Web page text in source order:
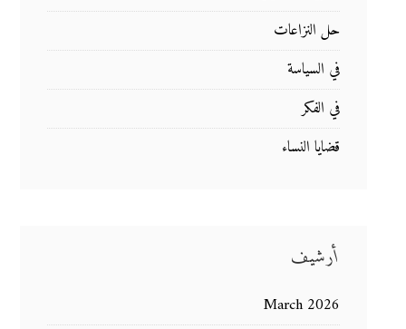
حل النزاعات
في السياسة
في الفكر
قضايا النساء
أرشيف
March 2026